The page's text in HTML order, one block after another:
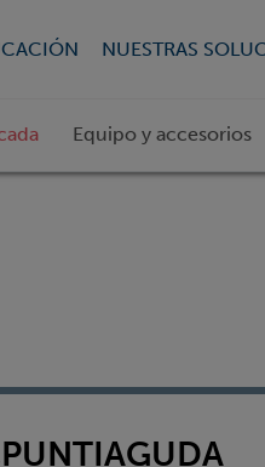
NUESTRAS
Equipo y accesorios